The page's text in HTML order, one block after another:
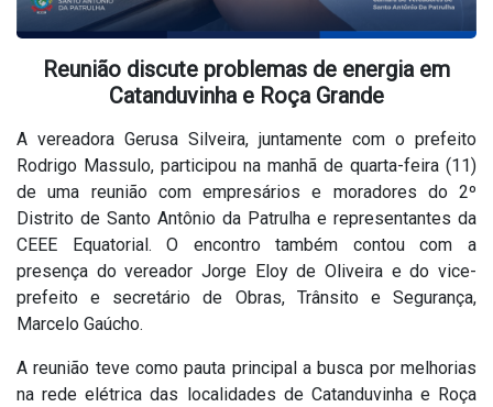
Reunião discute problemas de energia em
Catanduvinha e Roça Grande
A vereadora Gerusa Silveira, juntamente com o prefeito
Rodrigo Massulo, participou na manhã de quarta-feira (11)
de uma reunião com empresários e moradores do 2º
Distrito de Santo Antônio da Patrulha e representantes da
CEEE Equatorial. O encontro também contou com a
presença do vereador Jorge Eloy de Oliveira e do vice-
prefeito e secretário de Obras, Trânsito e Segurança,
Marcelo Gaúcho.
A reunião teve como pauta principal a busca por melhorias
na rede elétrica das localidades de Catanduvinha e Roça